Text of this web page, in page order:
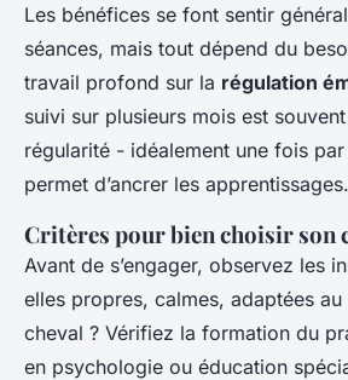
Les bénéfices se font sentir
séances, mais tout dépend du
travail profond sur la régulation
suivi sur plusieurs mois est
régularité - idéalement une fois
permet d’ancrer les apprentissages.
Critères pour bien choisir son
Avant de s’engager, observez les
elles propres, calmes, adaptées
cheval ? Vérifiez la formation du
en psychologie ou éducation